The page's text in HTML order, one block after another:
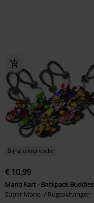
Bijna uitverkocht
€ 10,99
Mario Kart - Backpack Buddies
Super Mario
Rugzakhanger